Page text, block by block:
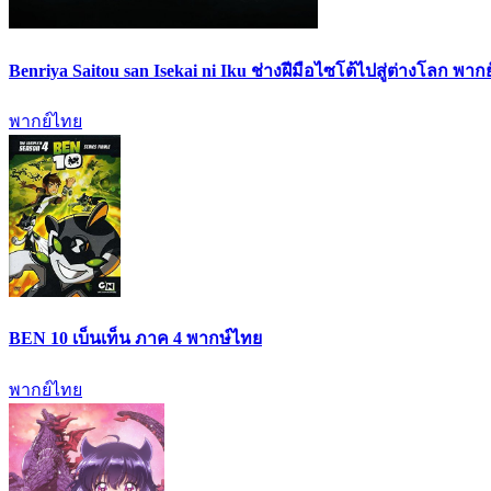
Benriya Saitou san Isekai ni Iku ช่างฝีมือไซโต้ไปสู่ต่างโลก พาก
พากย์ไทย
BEN 10 เบ็นเท็น ภาค 4 พากษ์ไทย
พากย์ไทย